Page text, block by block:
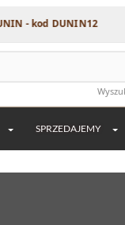
kod DUNIN12
SPRZEDAJEMY